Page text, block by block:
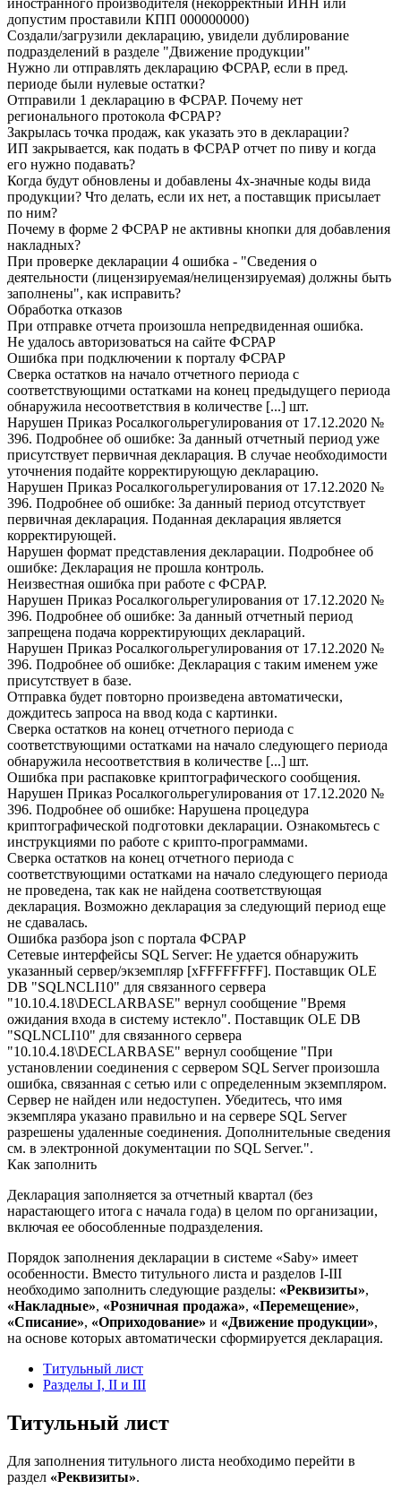
иностранного производителя (некорректный ИНН или
допустим проставили КПП 000000000)
Создали/загрузили декларацию, увидели дублирование
подразделений в разделе "Движение продукции"
Нужно ли отправлять декларацию ФСРАР, если в пред.
периоде были нулевые остатки?
Отправили 1 декларацию в ФСРАР. Почему нет
регионального протокола ФСРАР?
Закрылась точка продаж, как указать это в декларации?
ИП закрывается, как подать в ФСРАР отчет по пиву и когда
его нужно подавать?
Когда будут обновлены и добавлены 4х-значные коды вида
продукции? Что делать, если их нет, а поставщик присылает
по ним?
Почему в форме 2 ФСРАР не активны кнопки для добавления
накладных?
При проверке декларации 4 ошибка - "Сведения о
деятельности (лицензируемая/нелицензируемая) должны быть
заполнены", как исправить?
Обработка отказов
При отправке отчета произошла непредвиденная ошибка.
Не удалось авторизоваться на сайте ФСРАР
Ошибка при подключении к порталу ФСРАР
Сверка остатков на начало отчетного периода с
соответствующими остатками на конец предыдущего периода
обнаружила несоответствия в количестве [...] шт.
Нарушен Приказ Росалкогольрегулирования от 17.12.2020 №
396. Подробнее об ошибке: За данный отчетный период уже
присутствует первичная декларация. В случае необходимости
уточнения подайте корректирующую декларацию.
Нарушен Приказ Росалкогольрегулирования от 17.12.2020 №
396. Подробнее об ошибке: За данный период отсутствует
первичная декларация. Поданная декларация является
корректирующей.
Нарушен формат представления декларации. Подробнее об
ошибке: Декларация не прошла контроль.
Неизвестная ошибка при работе с ФСРАР.
Нарушен Приказ Росалкогольрегулирования от 17.12.2020 №
396. Подробнее об ошибке: За данный отчетный период
запрещена подача корректирующих деклараций.
Нарушен Приказ Росалкогольрегулирования от 17.12.2020 №
396. Подробнее об ошибке: Декларация с таким именем уже
присутствует в базе.
Отправка будет повторно произведена автоматически,
дождитесь запроса на ввод кода с картинки.
Сверка остатков на конец отчетного периода с
соответствующими остатками на начало следующего периода
обнаружила несоответствия в количестве [...] шт.
Ошибка при распаковке криптографического сообщения.
Нарушен Приказ Росалкогольрегулирования от 17.12.2020 №
396. Подробнее об ошибке: Нарушена процедура
криптографической подготовки декларации. Ознакомьтесь с
инструкциями по работе с крипто-программами.
Сверка остатков на конец отчетного периода с
соответствующими остатками на начало следующего периода
не проведена, так как не найдена соответствующая
декларация. Возможно декларация за следующий период еще
не сдавалась.
Ошибка разбора json c портала ФСРАР
Сетевые интерфейсы SQL Server: Не удается обнаружить
указанный сервер/экземпляр [xFFFFFFFF]. Поставщик OLE
DB "SQLNCLI10" для связанного сервера
"10.10.4.18\DECLARBASE" вернул сообщение "Время
ожидания входа в систему истекло". Поставщик OLE DB
"SQLNCLI10" для связанного сервера
"10.10.4.18\DECLARBASE" вернул сообщение "При
установлении соединения с сервером SQL Server произошла
ошибка, связанная с сетью или с определенным экземпляром.
Сервер не найден или недоступен. Убедитесь, что имя
экземпляра указано правильно и на сервере SQL Server
разрешены удаленные соединения. Дополнительные сведения
см. в электронной документации по SQL Server.".
Как заполнить
Декларация заполняется за отчетный квартал (без
нарастающего итога с начала года) в целом по организации,
включая ее обособленные подразделения.
Порядок заполнения декларации в системе «Saby» имеет
особенности. Вместо титульного листа и разделов I-III
необходимо заполнить следующие разделы: «Реквизиты»,
«Накладные», «Розничная продажа», «Перемещение»,
«Списание», «Оприходование» и «Движение продукции»,
на основе которых автоматически сформируется декларация.
Титульный лист
Разделы I, II и III
Титульный лист
Для заполнения титульного листа необходимо перейти в
раздел «Реквизиты».